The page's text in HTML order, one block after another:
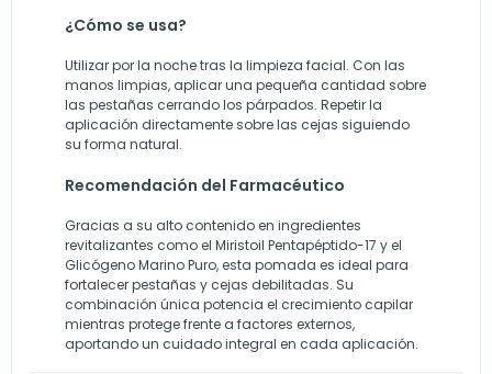
¿Cómo se usa?
Utilizar por la noche tras la limpieza facial. Con las
manos limpias, aplicar una pequeña cantidad sobre
las pestañas cerrando los párpados. Repetir la
aplicación directamente sobre las cejas siguiendo
su forma natural.
Recomendación del Farmacéutico
Gracias a su alto contenido en ingredientes
revitalizantes como el Miristoil Pentapéptido-17 y el
Glicógeno Marino Puro, esta pomada es ideal para
fortalecer pestañas y cejas debilitadas. Su
combinación única potencia el crecimiento capilar
mientras protege frente a factores externos,
aportando un cuidado integral en cada aplicación.